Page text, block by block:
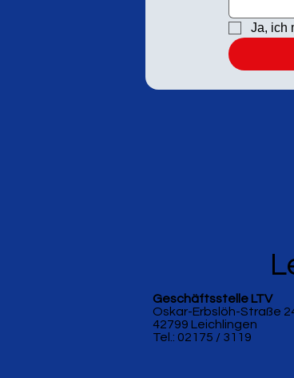
Ja, ich
Geschäftsstelle LTV
Oskar-Erbslöh-Straße
42799 Leichlingen
Tel.: 02175 / 3119